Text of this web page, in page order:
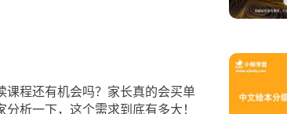
课程还有机会吗？家长真的会买单
析一下，这个需求到底有多大！